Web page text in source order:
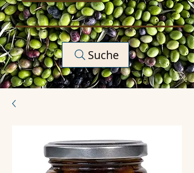
Suche